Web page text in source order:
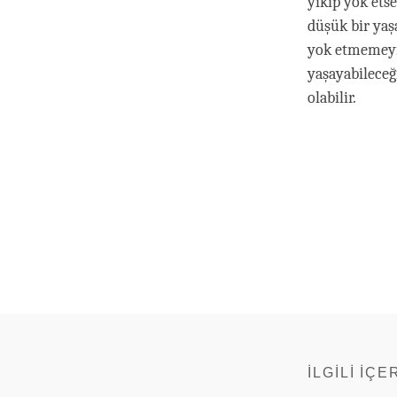
düşük bir
yok
olabilir.
İLGILI